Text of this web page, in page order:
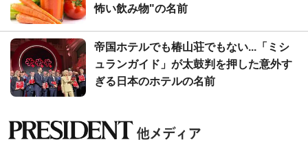
怖い飲み物"の名前
帝国ホテルでも椿山荘でもない...「ミシ
ュランガイド」が太鼓判を押した意外す
ぎる日本のホテルの名前